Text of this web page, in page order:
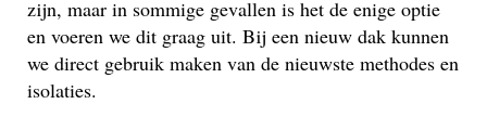
zijn, maar in sommige gevallen is het de enige optie
en voeren we dit graag uit. Bij een nieuw dak kunnen
we direct gebruik maken van de nieuwste methodes en
isolaties.